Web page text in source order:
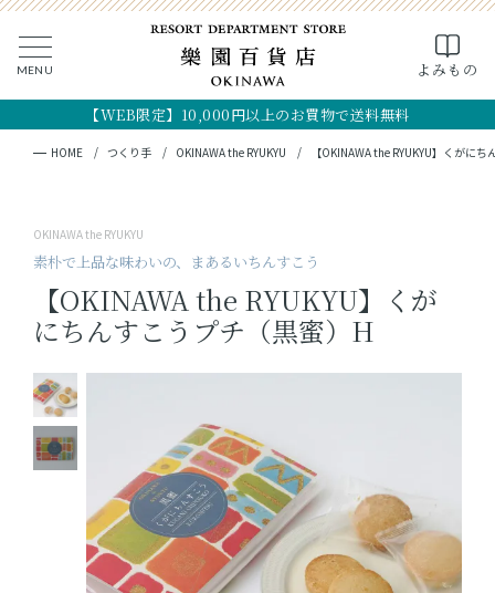
MENU よみもの
【WEB限定】10,000円以上のお買物で送料無料
CLOSE
検索
キーワード検索
MY PAGE CART
全ての商品
フード
クラフト
つくり手
OKINAWA the RYUKYU
ショッピングガイド
HOME つくり手 OKINAWA the RYUKYU 【OKINAWA the RYUKYU】くがに
OKINAWA the RYUKYU
素朴で上品な味わいの、まあるいちんすこう
【OKINAWA the RYUKYU】くが
にちんすこうプチ（黒蜜）H